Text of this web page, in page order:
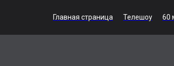
Главная страница Телешоу 60